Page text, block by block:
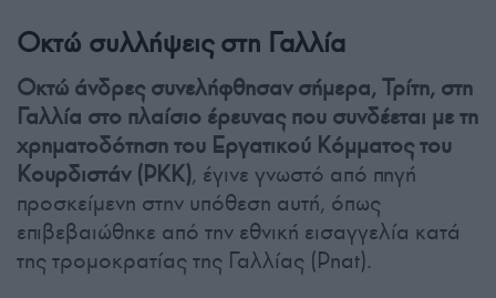
Οκτώ συλλήψεις στη Γαλλία
Οκτώ άνδρες συνελήφθησαν σήμερα, Τρίτη, στη
Γαλλία στο πλαίσιο έρευνας που συνδέεται με τη
χρηματοδότηση του Εργατικού Κόμματος του
Κουρδιστάν (PKK), έγινε γνωστό από πηγή
προσκείμενη στην υπόθεση αυτή, όπως
επιβεβαιώθηκε από την εθνική εισαγγελία κατά
της τρομοκρατίας της Γαλλίας (Pnat).